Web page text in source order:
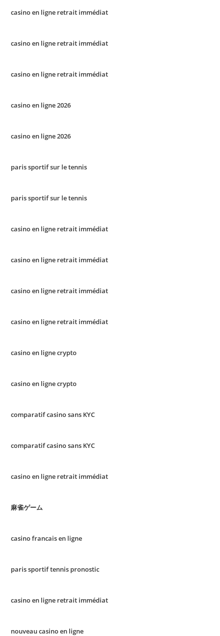
casino en ligne retrait immédiat
casino en ligne retrait immédiat
casino en ligne retrait immédiat
casino en ligne 2026
casino en ligne 2026
paris sportif sur le tennis
paris sportif sur le tennis
casino en ligne retrait immédiat
casino en ligne retrait immédiat
casino en ligne retrait immédiat
casino en ligne retrait immédiat
casino en ligne crypto
casino en ligne crypto
comparatif casino sans KYC
comparatif casino sans KYC
casino en ligne retrait immédiat
麻雀ゲーム
casino francais en ligne
paris sportif tennis pronostic
casino en ligne retrait immédiat
nouveau casino en ligne